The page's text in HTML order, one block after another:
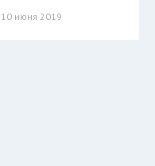
10 июня 2019